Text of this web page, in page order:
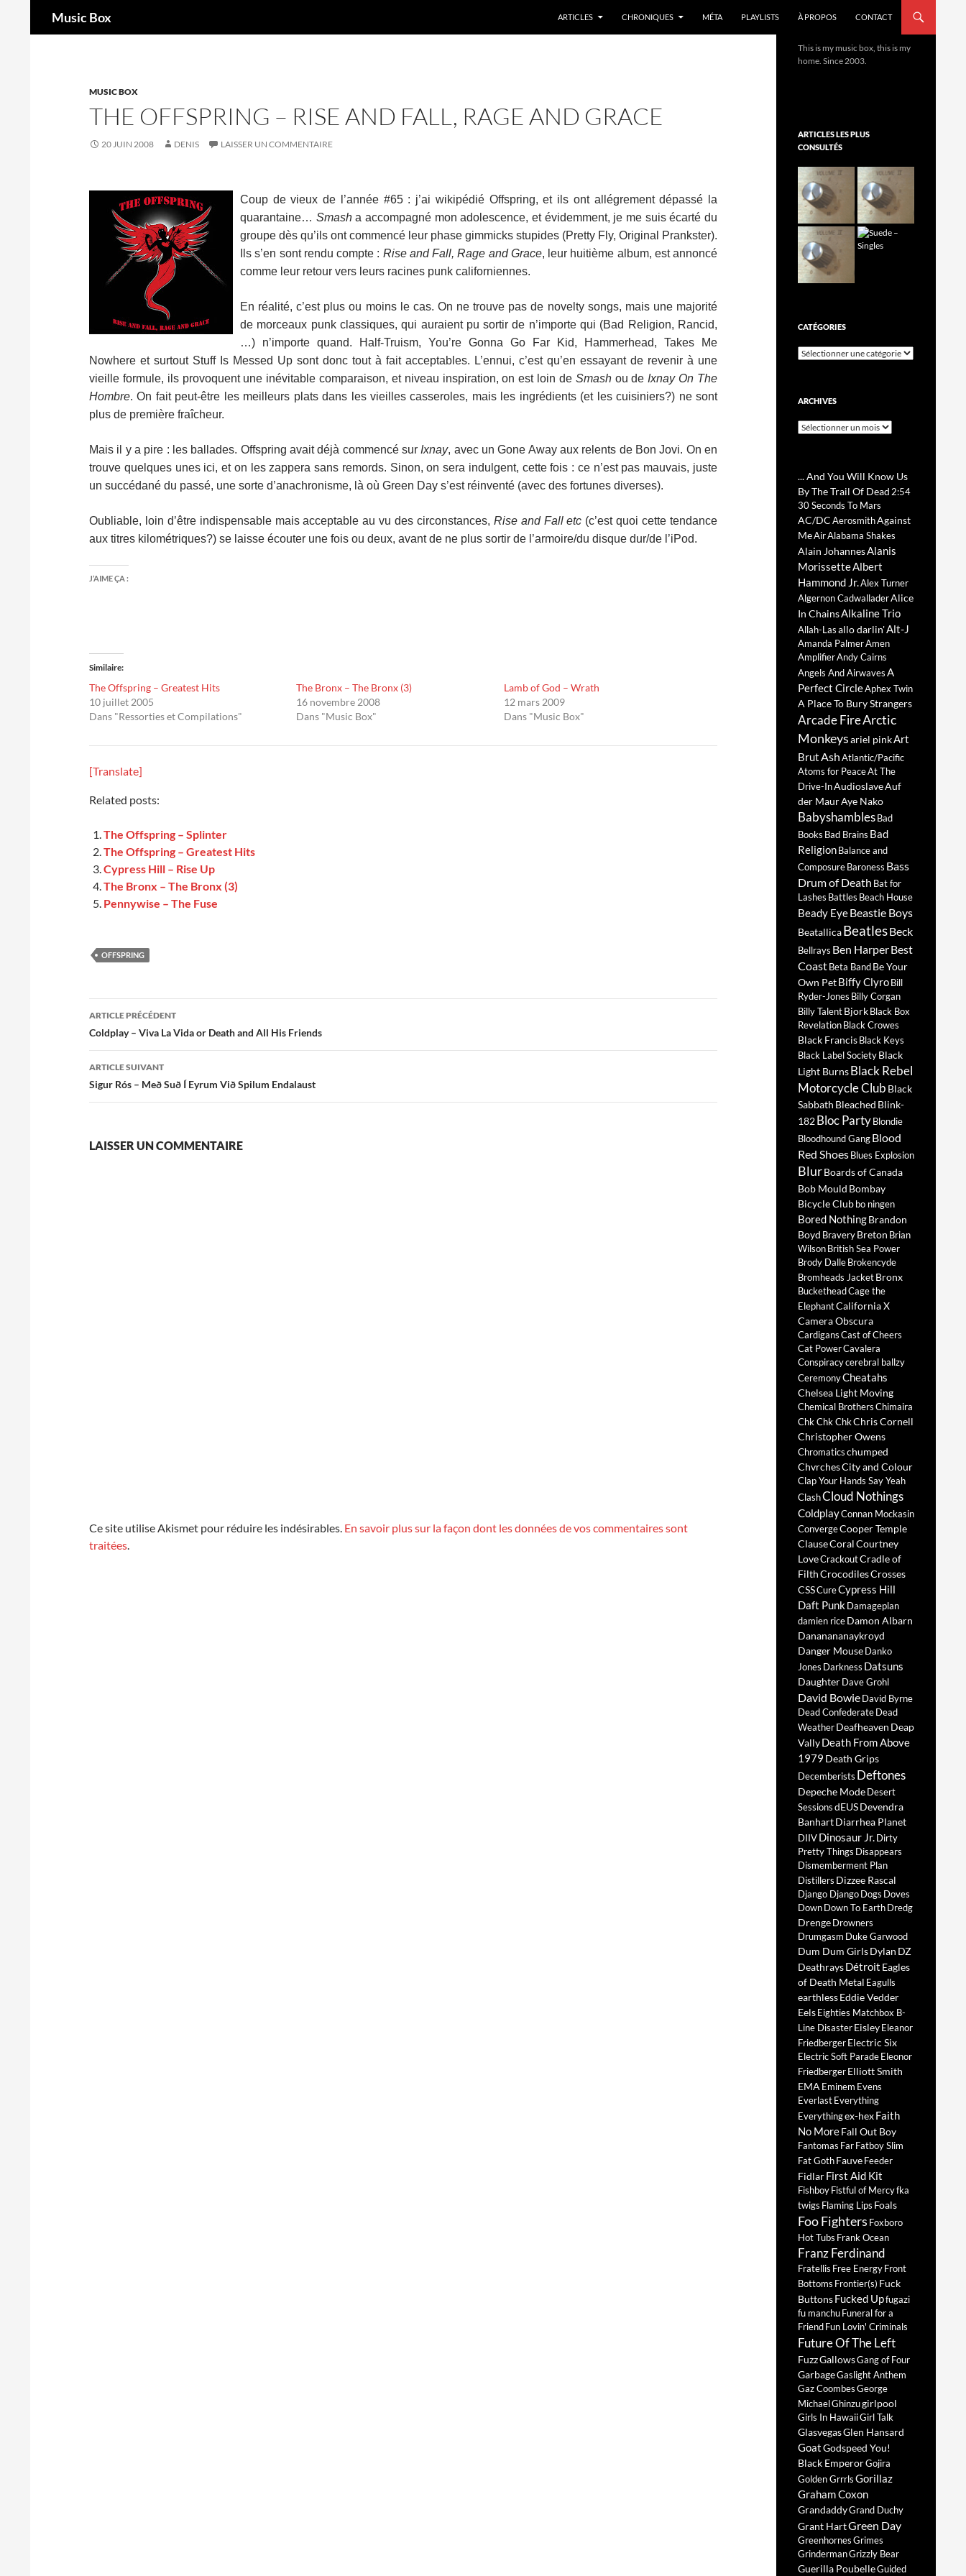
Music Box ARTICLES CHRONIQUES MÉTA PLAYLISTS À PROPOS CONTACT
MUSIC BOX
THE OFFSPRING – RISE AND FALL, RAGE AND GRACE
20 JUIN 2008 DENIS LAISSER UN COMMENTAIRE
Coup de vieux de l’année #65 : j’ai wikipédié Offspring, et ils ont allégrement dépassé la
quarantaine… Smasha accompagné mon adolescence, et évidemment, je me suis écarté du
groupe dès qu’ils ont commencé leur phase gimmicks stupides (Pretty Fly, Original Prankster).
Ils s’en sont rendu compte : Rise and Fall, Rage and Grace, leur huitième album, est annoncé
comme leur retour vers leurs racines punk californiennes.
En réalité, c’est plus ou moins le cas. On ne trouve pas de novelty songs, mais une majorité
de morceaux punk classiques, qui auraient pu sortir de n’importe qui (Bad Religion, Rancid,
…) n’importe quand. Half-Truism, You’re Gonna Go Far Kid, Hammerhead, Takes Me
Nowhere et surtout Stuff Is Messed Up sont donc tout à fait acceptables. L’ennui, c’est qu’en essayant de revenir à une
vieille formule, ils provoquent une inévitable comparaison, et niveau inspiration, on est loin de Smashou de Ixnay On The
Hombre. On fait peut-être les meilleurs plats dans les vieilles casseroles, mais les ingrédients (et les cuisiniers?) ne sont
plus de première fraîcheur.
Mais il y a pire : les ballades. Offspring avait déjà commencé sur Ixnay, avec un Gone Away aux relents de Bon Jovi. On en
trouve quelques unes ici, et on les zappera sans remords. Sinon, on sera indulgent, cette fois : ce n’est pas mauvais, juste
un succédané du passé, une sorte d’anachronisme, là où Green Day s’est réinventé (avec des fortunes diverses).
Oubliable, loin d’être indispensable mais acceptable au vu des circonstances, Rise and Fall etc (c’est quoi cette tendance
aux titres kilométriques?) se laisse écouter une fois ou deux, avant de ne plus sortir de l’armoire/du disque dur/de l’iPod.
J’AIME ÇA :
Similaire
The Offspring – Greatest Hits
10 juillet 2005
Dans "Ressorties et Compilations"
The Bronx – The Bronx (3)
16 novembre 2008
Dans "Music Box"
Lamb of God – Wrath
12 mars 2009
Dans "Music Box"
[Translate]
Related posts:
The Offspring – Splinter
The Offspring – Greatest Hits
Cypress Hill – Rise Up
The Bronx – The Bronx (3)
Pennywise – The Fuse
OFFSPRING
Navigation
des
articles
ARTICLE PRÉCÉDENT
Coldplay – Viva La Vida or Death and All His Friends
ARTICLE SUIVANT
Sigur Rós – Með Suð Í Eyrum Við Spilum Endalaust
LAISSER UN COMMENTAIRE
Ce site utilise Akismet pour réduire les indésirables. En savoir plus sur la façon dont les données de vos commentaires sont
traitées.
This is my music box, this is my
home. Since 2003.
ARTICLES LES PLUS
CONSULTÉS
CATÉGORIES
Catégories
ARCHIVES
Archives
... And You Will Know Us
By The Trail Of Dead 2:54
30 Seconds To Mars
AC/DCAerosmithAgainst
MeAirAlabama Shakes
Alain JohannesAlanis
MorissetteAlbert
Hammond Jr.Alex Turner
Algernon CadwalladerAlice
In ChainsAlkaline Trio
Allah-Lasallo darlin'Alt-J
Amanda PalmerAmen
AmplifierAndy Cairns
Angels And AirwavesA
Perfect CircleAphex Twin
A Place To Bury Strangers
Arcade FireArctic
Monkeysariel pinkArt
BrutAshAtlantic/Pacific
Atoms for PeaceAt The
Drive-InAudioslaveAuf
der MaurAye Nako
BabyshamblesBad
Books Bad Brains Bad
ReligionBalance and
ComposureBaroness Bass
Drum of Death Bat for
Lashes Battles Beach House
Beady EyeBeastie Boys
BeatallicaBeatlesBeck
Bellrays Ben HarperBest
CoastBeta BandBe Your
Own PetBiffy ClyroBill
Ryder-Jones Billy Corgan
Billy TalentBjorkBlack Box
RevelationBlack Crowes
Black FrancisBlack Keys
Black Label SocietyBlack
Light Burns Black Rebel
Motorcycle Club Black
Sabbath Bleached Blink-
182 Bloc PartyBlondie
Bloodhound GangBlood
Red ShoesBlues Explosion
BlurBoards of Canada
Bob Mould Bombay
Bicycle Clubbo ningen
Bored NothingBrandon
Boyd BraveryBreton Brian
WilsonBritish Sea Power
Brody DalleBrokencyde
Bromheads JacketBronx
BucketheadCage the
ElephantCalifornia X
Camera Obscura
CardigansCast of Cheers
Cat PowerCavalera
Conspiracycerebral ballzy
CeremonyCheatahs
Chelsea Light Moving
Chemical BrothersChimaira
Chk Chk ChkChris Cornell
Christopher Owens
Chromaticschumped
ChvrchesCity and Colour
Clap Your Hands Say Yeah
ClashCloud Nothings
ColdplayConnan Mockasin
ConvergeCooper Temple
ClauseCoralCourtney
LoveCrackoutCradle of
FilthCrocodilesCrosses
CSSCureCypress Hill
Daft PunkDamageplan
damien riceDamon Albarn
Dananananaykroyd
Danger MouseDanko
Jones Darkness Datsuns
DaughterDave Grohl
David BowieDavid Byrne
Dead ConfederateDead
WeatherDeafheaven Deap
VallyDeath From Above
1979 Death Grips
Decemberists Deftones
Depeche ModeDesert
SessionsdEUSDevendra
BanhartDiarrhea Planet
DIIVDinosaur Jr.Dirty
Pretty Things Disappears
Dismemberment Plan
Distillers Dizzee Rascal
Django DjangoDogs Doves
DownDown To EarthDredg
DrengeDrowners
Drumgasm Duke Garwood
Dum Dum GirlsDylan DZ
DeathraysDétroit Eagles
of Death Metal Eagulls
earthlessEddie Vedder
EelsEighties Matchbox B-
Line DisasterEisleyEleanor
FriedbergerElectric Six
Electric Soft ParadeEleonor
FriedbergerElliott Smith
EMA Eminem Evens
EverlastEverything
Everythingex-hexFaith
No MoreFall Out Boy
Fantomas FarFatboy Slim
Fat GothFauveFeeder
FidlarFirst Aid Kit
FishboyFistful of Mercyfka
twigs Flaming Lips Foals
Foo Fighters Foxboro
Hot Tubs Frank Ocean
Franz Ferdinand
Fratellis Free EnergyFront
Bottoms Frontier(s) Fuck
ButtonsFucked Upfugazi
fu manchuFuneral for a
FriendFun Lovin' Criminals
Future Of The Left
FuzzGallowsGang of Four
GarbageGaslight Anthem
Gaz CoombesGeorge
MichaelGhinzugirlpool
Girls In HawaiiGirl Talk
GlasvegasGlen Hansard
GoatGodspeed You!
Black EmperorGojira
Golden GrrrlsGorillaz
Graham Coxon
GrandaddyGrand Duchy
Grant HartGreen Day
GreenhornesGrimes
GrindermanGrizzly Bear
Guerilla PoubelleGuided